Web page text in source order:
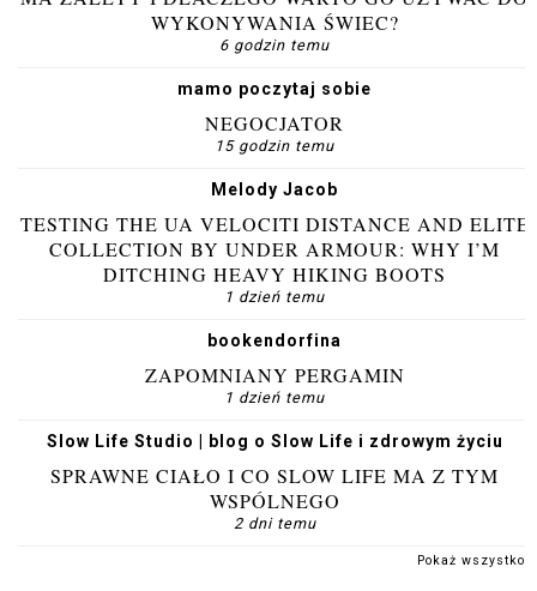
WYKONYWANIA ŚWIEC?
6 godzin temu
mamo poczytaj sobie
NEGOCJATOR
15 godzin temu
Melody Jacob
TESTING THE UA VELOCITI DISTANCE AND ELITE
COLLECTION BY UNDER ARMOUR: WHY I’M
DITCHING HEAVY HIKING BOOTS
1 dzień temu
bookendorfina
ZAPOMNIANY PERGAMIN
1 dzień temu
Slow Life Studio | blog o Slow Life i zdrowym życiu
SPRAWNE CIAŁO I CO SLOW LIFE MA Z TYM
WSPÓLNEGO
2 dni temu
Pokaż wszystko